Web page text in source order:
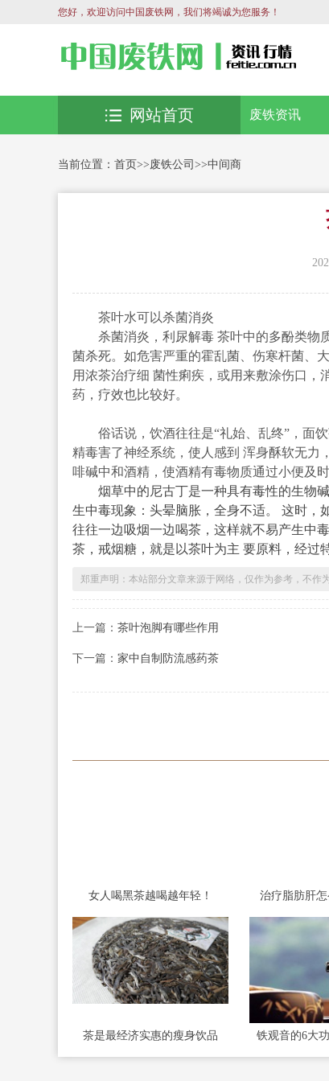
您好，欢迎访问中国废铁网，我们将竭诚为您服务！
废铁资讯
网站首页
当前位置： 首页>>废铁公司 >>中间商
茶叶水可以杀菌消炎
杀菌消炎，利尿解毒 茶叶中的多酚类物质
菌杀死。如危害严重的霍乱菌、伤寒杆菌、
用浓茶治疗细 菌性痢疾，或用来敷涂伤口
药，疗效也比较好。
俗话说，饮酒往往是“礼始、乱终”，面饮
精毒害了神经系统，使人感到 浑身酥软无力
啡碱中和酒精，使酒精有毒物质通过小便及
烟草中的尼古丁是一种具有毒性的生物碱
生中毒现象：头晕脑胀，全身不适。 这时，
往往一边吸烟一边喝茶，这样就不易产生中
茶，戒烟糖，就是以茶叶为主 要原料，经过
郑重声明：本站部分文章来源于网络，仅作为参考，不作
上一篇： 茶叶泡脚有哪些作用
下一篇： 家中自制防流感药茶
女人喝黑茶越喝越年轻！ 治疗脂肪肝
茶是最经济实惠的瘦身饮品 铁观音的6大